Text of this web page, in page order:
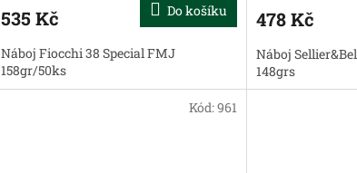
535 Kč Do košíku
Náboj Fiocchi 38 Special FMJ
158gr/50ks
478 Kč
Náboj
148grs
Kód:961